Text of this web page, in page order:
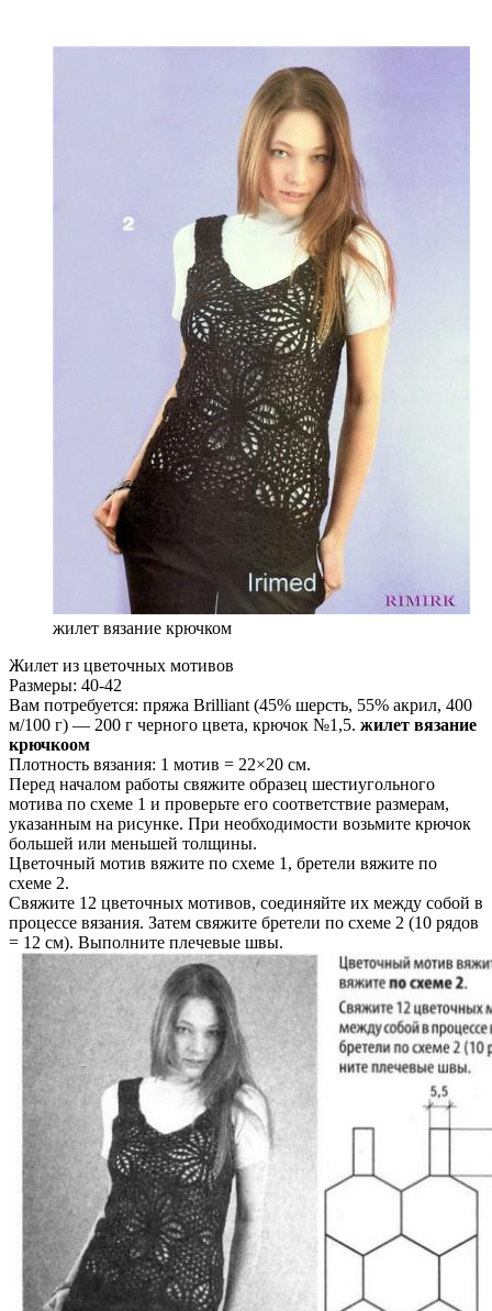
жилет вязание крючком
Жилет из цветочных мотивов
Размеры: 40-42
Вам потребуется: пряжа Brilliant (45% шерсть, 55% акрил, 400
м/100 г) — 200 г черного цвета, крючок №1,5. жилет вязание
крючкоом
Плотность вязания: 1 мотив = 22×20 см.
Перед началом работы свяжите образец шестиугольного
мотива по схеме 1 и проверьте его соответствие размерам,
указанным на рисунке. При необходимости возьмите крючок
большей или меньшей толщины.
Цветочный мотив вяжите по схеме 1, бретели вяжите по
схеме 2.
Свяжите 12 цветочных мотивов, соединяйте их между собой в
процессе вязания. Затем свяжите бретели по схеме 2 (10 рядов
= 12 см). Выполните плечевые швы.